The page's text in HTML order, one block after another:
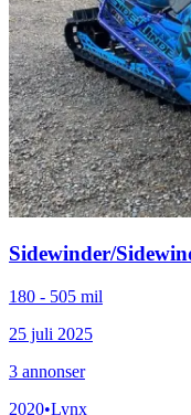
Sidewinder/
180 - 505 mil
25 juli 2025
3 annonser
2020•Lynx